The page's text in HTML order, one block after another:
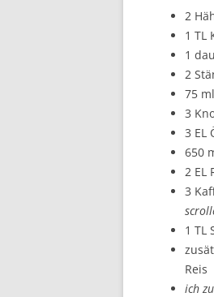
2
1 TL
1
2
75
3
3 EL
650
2 EL
3
1 TL
Reis
ich